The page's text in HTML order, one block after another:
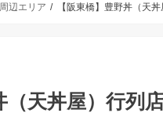
辺エリア 【阪東橋】豊野丼（天
（天丼屋）行列